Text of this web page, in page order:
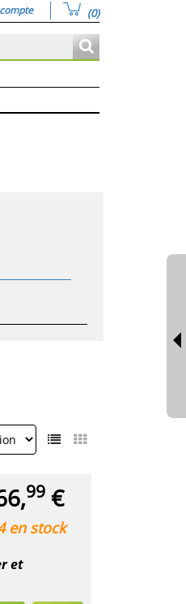
(0)
99 €
en stock
et